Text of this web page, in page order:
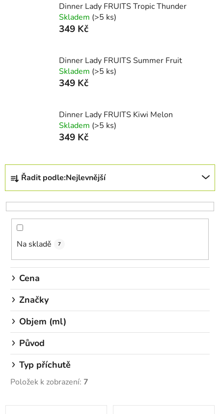
Dinner Lady FRUITS Tropic Thunder
Skladem (>5 ks)
349 Kč
Dinner Lady FRUITS Summer Fruit
Skladem (>5 ks)
349 Kč
Dinner Lady FRUITS Kiwi Melon
Skladem (>5 ks)
349 Kč
Ř
z
e
o
d
k
ů
Řadit podle:Nejlevnější
Na skladě 7
Cena
Značky
Objem (ml)
Původ
Typ příchutě
Položek k zobrazení: 7
V